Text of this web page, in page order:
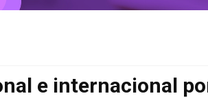
e internacional